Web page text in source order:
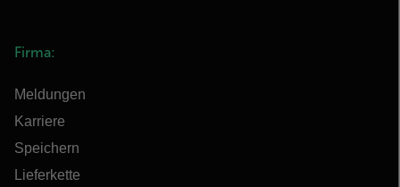
Firma:
Meldungen
Karriere
Speichern
Lieferkette